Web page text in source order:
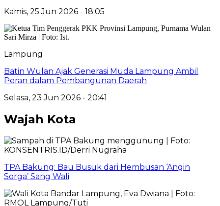
Kamis, 25 Jun 2026 - 18:05
Lampung
Batin Wulan Ajak Generasi Muda Lampung Ambil
Peran dalam Pembangunan Daerah
Selasa, 23 Jun 2026 - 20:41
Wajah Kota
TPA Bakung: Bau Busuk dari Hembusan ‘Angin
Sorga’ Sang Wali